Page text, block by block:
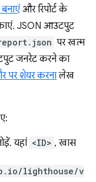
और रिपोर्ट के
JSON आउटपुट
पर खत्म
जनरेट करने का
पर शेयर करनालेख
यहां <ID> , खास
lighthouse/v